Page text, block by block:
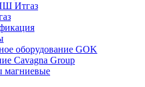
Итгаз
оборудование GOK
Cavagna Group
магниевые